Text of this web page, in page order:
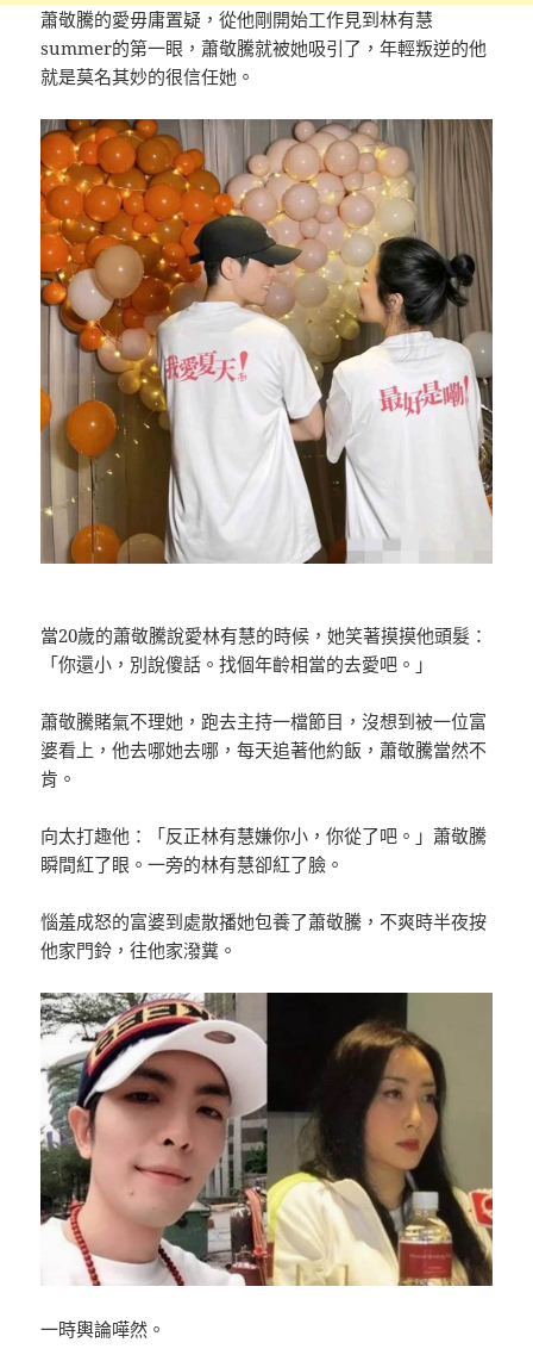
蕭敬騰的愛毋庸置疑，從他剛開始工作見到林有慧
summer的第一眼，蕭敬騰就被她吸引了，年輕叛逆的他
就是莫名其妙的很信任她。
當20歲的蕭敬騰說愛林有慧的時候，她笑著摸摸他頭髮：
「你還小，別說傻話。找個年齡相當的去愛吧。」
蕭敬騰賭氣不理她，跑去主持一檔節目，沒想到被一位富
婆看上，他去哪她去哪，每天追著他約飯，蕭敬騰當然不
肯。
向太打趣他：「反正林有慧嫌你小，你從了吧。」蕭敬騰
瞬間紅了眼。一旁的林有慧卻紅了臉。
惱羞成怒的富婆到處散播她包養了蕭敬騰，不爽時半夜按
他家門鈴，往他家潑糞。
一時輿論嘩然。